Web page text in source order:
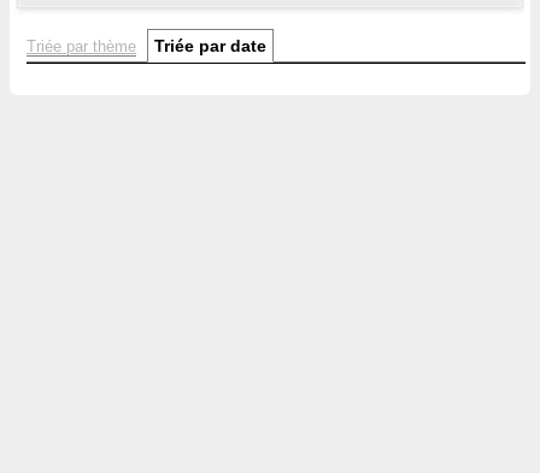
Triée par thème Triée par date